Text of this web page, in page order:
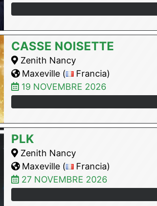
CASSE NOISETTE
Zenith Nancy
Maxeville (
Francia)
19 NOVEMBRE 2026
PLK
Zenith Nancy
Maxeville (
Francia)
27 NOVEMBRE 2026